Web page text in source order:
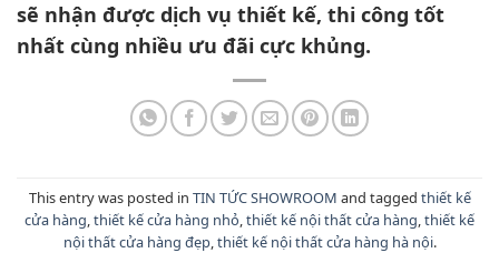
sẽ nhận được dịch vụ thiết kế, thi công tốt
nhất cùng nhiều ưu đãi cực khủng.
This entry was posted in TIN TỨC SHOWROOM and tagged thiết kế
cửa hàng,thiết kế cửa hàng nhỏ,thiết kế nội thất cửa hàng,thiết kế
nội thất cửa hàng đẹp,thiết kế nội thất cửa hàng hà nội.